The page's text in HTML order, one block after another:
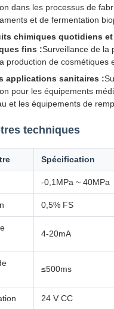
dans les processus de
et de fermentation
chimiques quotidiens
fins :Surveillance de la
production de cosmétiques
applications sanitaires :
pour les équipements
et les équipements de
techniques
Spécification
-0,1MPa ~ 40MPa
0,5% FS
4-20mA
≤500ms
24 V CC